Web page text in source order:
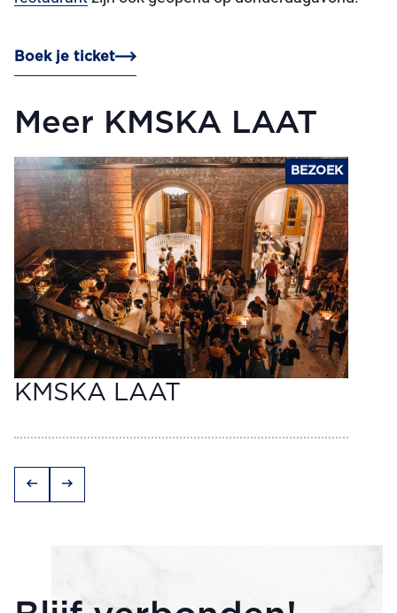
Boek je ticket
Meer KMSKA LAAT
BEZOEK
KMSKA LAAT
arrow_left_alt arrow_right_alt